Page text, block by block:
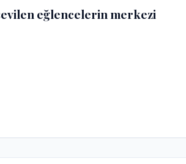
eğlencelerin merkezi